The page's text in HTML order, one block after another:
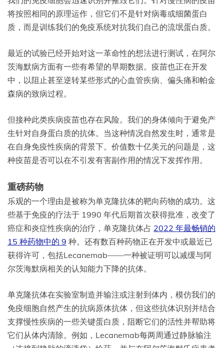
将按照相同的原理运作，但它们不是针对病毒或细菌蛋白
质，而是训练我们的免疫系统对抗我们自己的流氓蛋白质。
最近的试验已经开始对这一革命性的想法进行测试，在阿尔
茨海默病方面有一些有希望的早期数据。疫苗也正在开发
中，以阻止甚至逆转某些形式的心血管疾病、偏头痛和帕金
森病的致病过程。
但接种此类疾病疫苗也存在风险。我们的身体倾向于避免产
生针对自身蛋白质的抗体。当这种情况自然发生时，通常是
在自身免疫性疾病的背景下。价值数十亿美元的问题是，这
种疫苗是否可以在不引发有害副作用的情况下发挥作用。
重磅药物
乐观的一个理由是被称为单克隆抗体的靶向药物的成功。这
些基于免疫的疗法于 1990 年代后期首次获得批准，改变了
癌症和炎症性疾病的治疗，单克隆抗体占 2022 年最畅销的
15 种药物中的 9 种。还有数百种药物正在开发中或最近已
获得许可，包括Lecanemab——一种被证明可以减缓与阿
尔茨海默病相关的认知能力下降的抗体。
单克隆抗体在实验室制造并输注或注射到体内，模仿我们的
免疫细胞自然产生的抗病原体抗体，但这些抗体识别并结合
支撑慢性疾病的一些关键蛋白质，阻断它们的活性并帮助将
它们从体内清除。例如，Lecanemab每两周通过静脉输注